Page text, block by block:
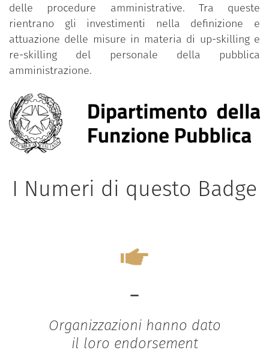
delle procedure amministrative. Tra queste
rientrano gli investimenti nella definizione e
attuazione delle misure in materia di up-skilling e
re-skilling del personale della pubblica
amministrazione.
I Numeri di questo Badge
-
Organizzazioni hanno dato
il loro endorsement